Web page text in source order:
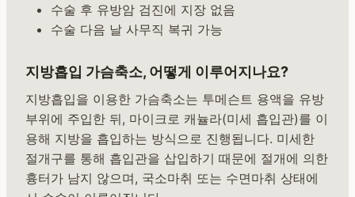
수술 후 유방암 검진에 지장 없음
수술 다음 날 사무직 복귀 가능
지방흡입 가슴축소, 어떻게 이루어지나요?
지방흡입을 이용한 가슴축소는 투메슨트 용액을 유방
부위에 주입한 뒤, 마이크로 캐뉼라(미세 흡입관)를 이
용해 지방을 흡입하는 방식으로 진행됩니다. 미세한
절개구를 통해 흡입관을 삽입하기 때문에 절개에 의한
흉터가 남지 않으며, 국소마취 또는 수면마취 상태에